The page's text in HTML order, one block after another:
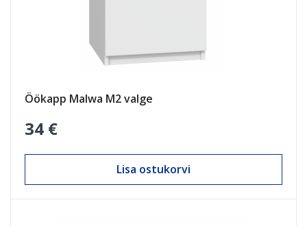
Öökapp Malwa M2 valge
34 €
Lisa ostukorvi